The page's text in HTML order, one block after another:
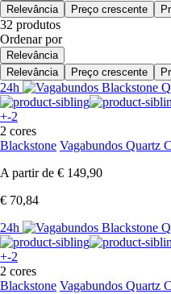
Relevância
Preço crescente
32 produtos
Ordenar por
Relevância
Relevância
Preço crescente
24h
+-2
2 cores
Blackstone Vagabundos Quartz
A partir de € 149,90
€ 70,84
24h
+-2
2 cores
Blackstone Vagabundos Quartz